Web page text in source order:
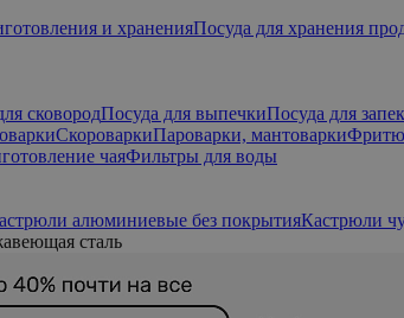
и храненияПосуда для хранения
сковородПосуда для выпечкиПосуда для
СкороваркиПароварки, мантоварки
чаяФильтры для воды
алюминиевые без покрытияКастрюли
сталь